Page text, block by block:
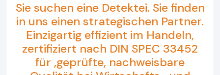
Sie suchen eine Detektei. Sie finden
in uns einen strategischen Partner.
Einzigartig effizient im Handeln,
zertifiziert nach DIN SPEC 33452
für ‚geprüfte, nachweisbare